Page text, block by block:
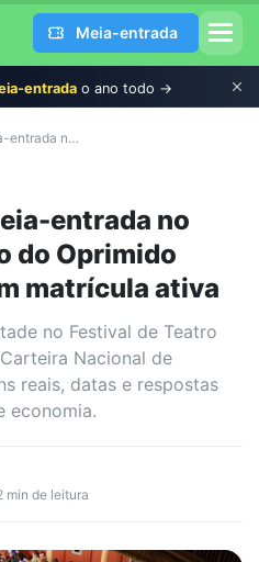
Meia-entrada
entrada o ano todo →
Como garantir meia-entrada no Festival de Teatro do Oprimido 2026, mesmo sem matrícula ativa
entrada no
do Oprimido
matrícula ativa
no Festival de Teatro
Nacional de
reais, datas e respostas
economia.
min de leitura